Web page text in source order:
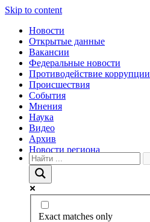
Skip to content
Новости
Открытые данные
Вакансии
Федеральные новости
Противодействие коррупции
Происшествия
События
Мнения
Наука
Видео
Архив
Новости региона
Exact matches only